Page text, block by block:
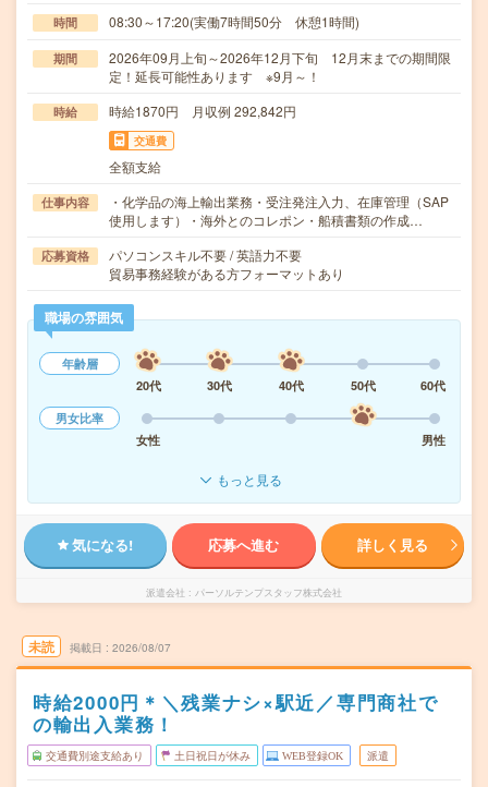
時間 08:30～17:20(実働7時間50分 休憩1時間)
期間
2026年09月上旬～2026年12月下旬 12月末までの期間限
定！延長可能性あります ※9月～！
時給 時給1870円 月収例 292,842円
交通費
全額支給
仕事内容
・化学品の海上輸出業務・受注発注入力、在庫管理（SAP
使用します）・海外とのコレポン・船積書類の作成…
応募資格
パソコンスキル不要 / 英語力不要
貿易事務経験がある方フォーマットあり
職場の雰囲気
年齢層
20代
30代 40代 50代
60代
男女比率
女性
男性
もっと見る
気になる! 応募へ進む 詳しく見る
派遣会社 パーソルテンプスタッフ株式会社
未読 掲載日 2026/08/07
時給2000円＊＼残業ナシ×駅近／専門商社で
の輸出入業務！
交通費別途支給あり 土日祝日が休み WEB登録OK 派遣